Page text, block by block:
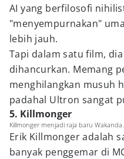
AI yang berfilosofi
"menyempurnakan"
lebih jauh.
Tapi dalam satu film,
dihancurkan. Memang
menghilangkan musuh
padahal Ultron sangat
5. Killmonger
Killmonger menjadi raja baru
Erik Killmonger adalah
banyak penggemar di